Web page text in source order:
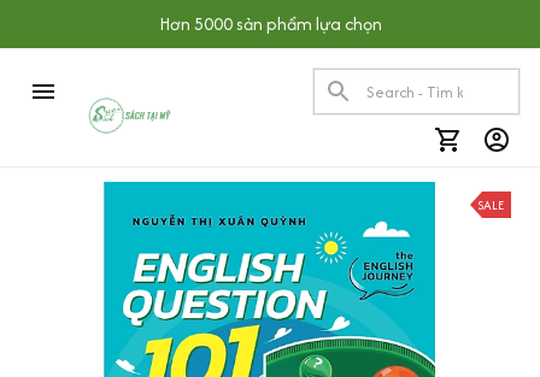
Hơn 5000 sản phẩm lựa chọn
SALE